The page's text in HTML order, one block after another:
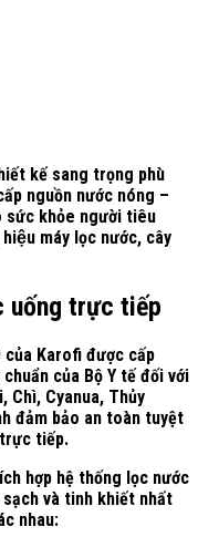
kế sang trọng phù
nguồn nước nóng –
sức khỏe người tiêu
máy lọc nước, cây
uống trực tiếp
của Karofi được cấp
của Bộ Y tế đối với
Chì, Cyanua, Thủy
đảm bảo an toàn tuyệt
tiếp.
hợp hệ thống lọc nước
sạch và tinh khiết nhất
nhau: